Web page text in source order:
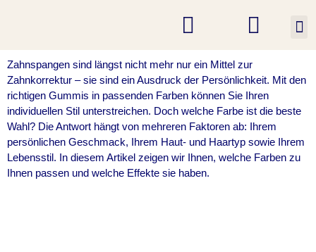
Zahnspangen sind längst nicht mehr nur ein Mittel zur
Zahnkorrektur – sie sind ein Ausdruck der Persönlichkeit. Mit den
richtigen Gummis in passenden Farben können Sie Ihren
individuellen Stil unterstreichen. Doch welche Farbe ist die beste
Wahl? Die Antwort hängt von mehreren Faktoren ab: Ihrem
persönlichen Geschmack, Ihrem Haut- und Haartyp sowie Ihrem
Lebensstil. In diesem Artikel zeigen wir Ihnen, welche Farben zu
Ihnen passen und welche Effekte sie haben.